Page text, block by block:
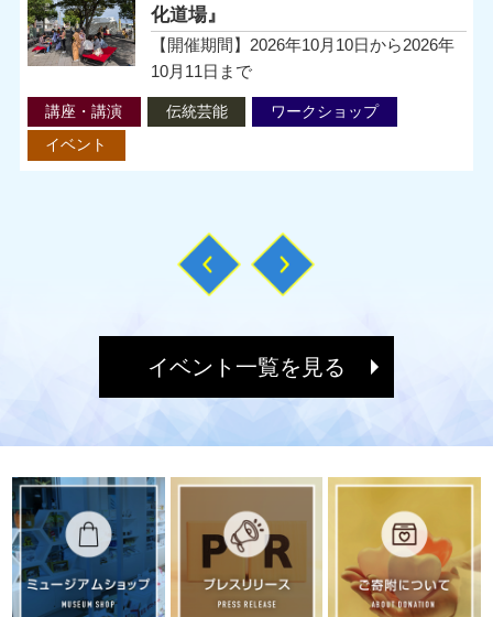
Previous
化道場』
【開催期間】2026年10月10日から2026年
10月11日まで
講座・講演 伝統芸能 ワークショップ
イベント
イベント一覧を見る
ミュージアムショップ
プレスリ